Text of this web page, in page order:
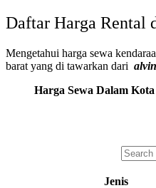
Daftar Harga Rental
Mengetahui harga sewa
barat yang di tawarkan dari
Harga Sewa Dalam Kota
Jenis